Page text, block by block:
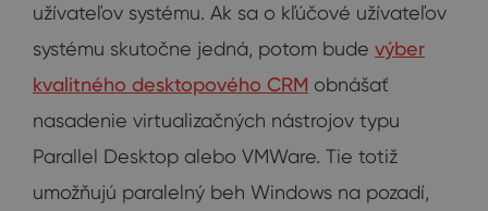
užívateľov systému. Ak sa o kľúčové užívateľov
systému skutočne jedná, potom bude výber
kvalitného desktopového CRM obnášať
nasadenie virtualizačných nástrojov typu
Parallel Desktop alebo VMWare. Tie totiž
umožňujú paralelný beh Windows na pozadí,